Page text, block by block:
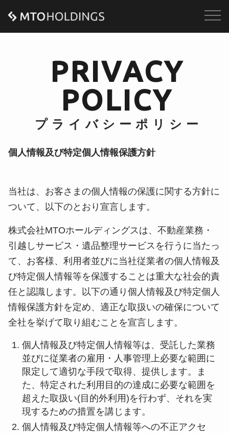
PRIVACY
POLICY
プ ラ イ バ シ ー ポ リ シ ー
個人情報及び特定個人情報保護方針
当社は、お客さまの個人情報の保護に関する方針に
ついて、以下のとおり宣言します。
株式会社MTOホールディングスは、不動産業務・
引越しサービス・遺品整理サービスを行うに当たっ
て、お客様、利用者並びに当社従業者の個人情報及
び特定個人情報等を保護することは重大な社会的責
任と認識します。以下の通り個人情報及び特定個人
情報保護方針を定め、適正な取扱いの確保について
全社を挙げて取り組むことを宣言します。
個人情報及び特定個人情報等は、受託した業務
並びに従業者の雇用・人事管理上必要な範囲に
限定して適切な手段で取得、提供します。ま
た、特定された利用目的の達成に必要な範囲を
超えた取扱い(目的外利用)を行わず、それを実
現するための措置を講じます。
個人情報及び特定個人情報等への不正アクセ